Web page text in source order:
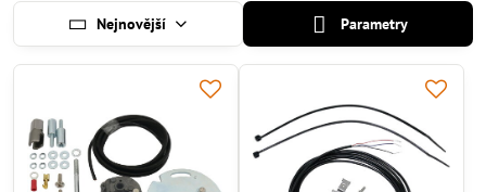
Nejnovější Parametry